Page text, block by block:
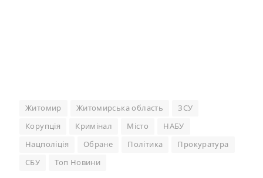
Житомир Житомирська область ЗСУ
Корупція Кримінал Місто НАБУ
Нацполіція Обране Політика Прокуратура
СБУ Топ Новини